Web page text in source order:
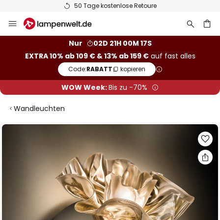
50 Tage kostenlose Retoure
Inhalt
Nur
02D 21H 00M 16S
EXTRA 10% ab 109 € & 13% ab 159 €auf fast alles
Code:RABATT kopieren
WOW Week:Bis zu -70%
Wandleuchten
Zum